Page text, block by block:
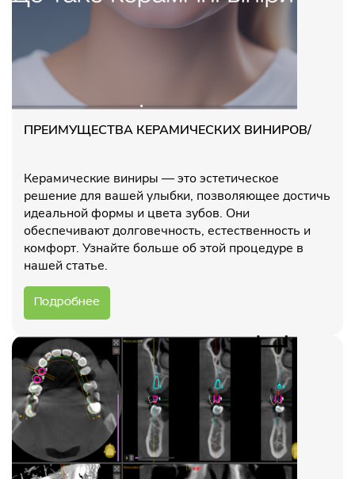
ПРЕИМУЩЕСТВА КЕРАМИЧЕСКИХ ВИНИРОВ/
Керамические виниры — это эстетическое
решение для вашей улыбки, позволяющее достичь
идеальной формы и цвета зубов. Они
обеспечивают долговечность, естественность и
комфорт. Узнайте больше об этой процедуре в
нашей статье.
Подробнее